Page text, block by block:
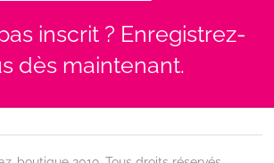
inscrit ? Enregistrez-
dès maintenant.